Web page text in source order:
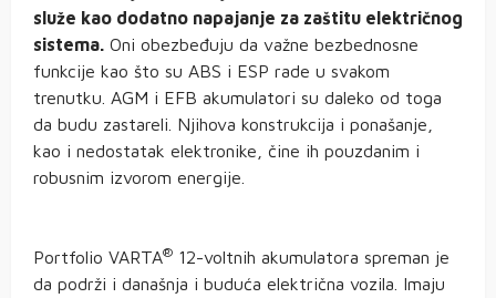
služe kao dodatno napajanje za zaštitu električnog
sistema. Oni obezbeđuju da važne bezbednosne
funkcije kao što su ABS i ESP rade u svakom
trenutku. AGM i EFB akumulatori su daleko od toga
da budu zastareli. Njihova konstrukcija i ponašanje,
kao i nedostatak elektronike, čine ih pouzdanim i
robusnim izvorom energije.
Portfolio VARTA® 12-voltnih akumulatora spreman je
da podrži i današnja i buduća električna vozila. Imaju